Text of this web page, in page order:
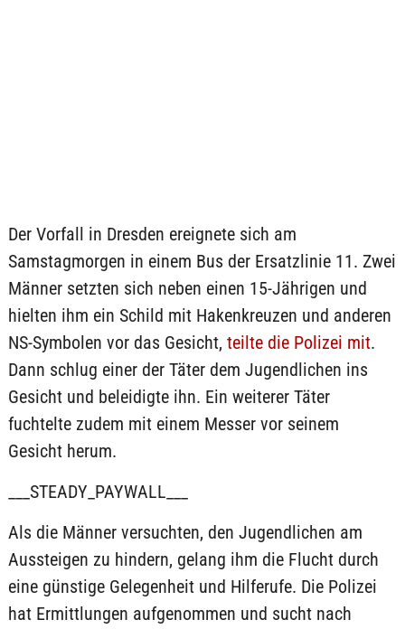
Der Vorfall in Dresden ereignete sich am
Samstagmorgen in einem Bus der Ersatzlinie 11. Zwei
Männer setzten sich neben einen 15-Jährigen und
hielten ihm ein Schild mit Hakenkreuzen und anderen
NS-Symbolen vor das Gesicht, teilte die Polizei mit.
Dann schlug einer der Täter dem Jugendlichen ins
Gesicht und beleidigte ihn. Ein weiterer Täter
fuchtelte zudem mit einem Messer vor seinem
Gesicht herum.
___STEADY_PAYWALL___
Als die Männer versuchten, den Jugendlichen am
Aussteigen zu hindern, gelang ihm die Flucht durch
eine günstige Gelegenheit und Hilferufe. Die Polizei
hat Ermittlungen aufgenommen und sucht nach